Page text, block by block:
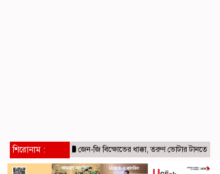
শিরোনাম : জেন-জি বিক্ষোভের ধাক্কা, তরুণ ভোটার টানতে